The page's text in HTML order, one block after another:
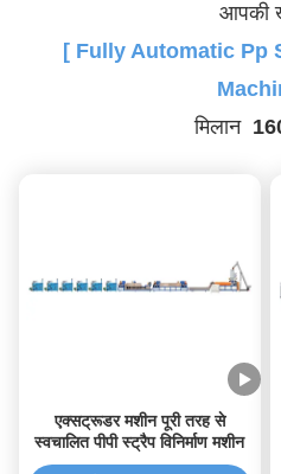
आपकी
[ Fully Automatic Pp
मिलान
एक्सट्रूडर मशीन पूरी तरह से
स्वचालित पीपी स्ट्रैप विनिर्माण मशीन